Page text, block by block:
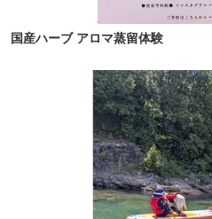
国産ハーブ アロマ蒸留体験